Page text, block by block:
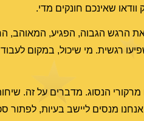
וודאו שאינכם חונקים מדי.
הרגש הגבוה, הפגיע, המאוהב,
רגשית. מי שיכול, במקום
מרקורי הנסוג. מדברים על זה.
מנסים ליישב בעיות,